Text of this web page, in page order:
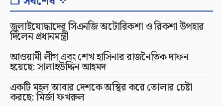
জুলাইযোদ্ধাদের সিএনজি অটোরিকশা ও রিকশা উপহার
দিলেন প্রধানমন্ত্রী
আওয়ামী লীগ এবং শেখ হাসিনার রাজনৈতিক দাফন
হয়েছে: সালাহউদ্দিন আহমদ
একটি মহল আবার দেশকে অস্থির করে তোলার চেষ্টা
করছে: মির্জা ফখরুল